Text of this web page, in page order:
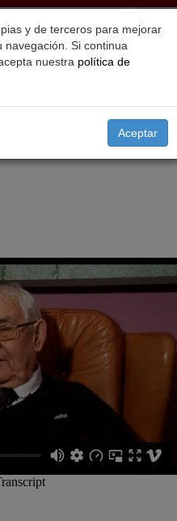
y de terceros para mejorar
navegación. Si continua
nuestra política de
Aceptar